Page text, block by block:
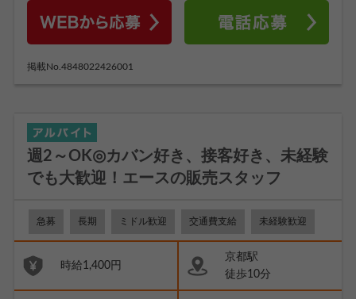
掲載No.4848022426001
週2～OK◎カバン好き、接客好き、未経験
でも大歓迎！エースの販売スタッフ
急募 長期 ミドル歓迎 交通費支給 未経験歓迎
時給1,400円
京都駅
徒歩10分